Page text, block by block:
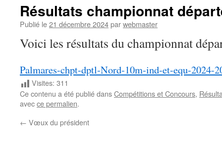
Résultats championnat
Publié le21 décembre 2024parwebmaster
Voici les résultats du championnat
Palmares-chpt-dptl-Nord-10m-ind-et-equ-2024-
Visites: 311
Ce contenu a été publié dansCompétitions et Concours,
avecce permalien.
← Vœux du président